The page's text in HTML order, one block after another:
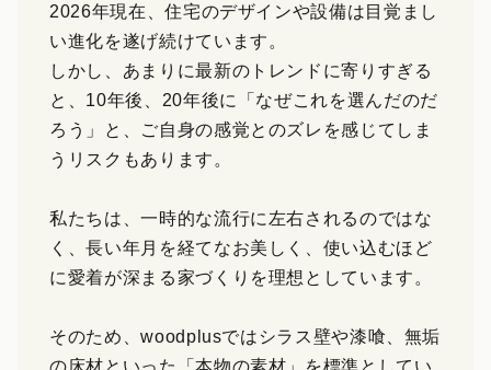
2026年現在、住宅のデザインや設備は目覚まし
い進化を遂げ続けています。
しかし、あまりに最新のトレンドに寄りすぎる
と、10年後、20年後に「なぜこれを選んだのだ
ろう」と、ご自身の感覚とのズレを感じてしま
うリスクもあります。
私たちは、一時的な流行に左右されるのではな
く、長い年月を経てなお美しく、使い込むほど
に愛着が深まる家づくりを理想としています。
そのため、woodplusではシラス壁や漆喰、無垢
の床材といった「本物の素材」を標準としてい